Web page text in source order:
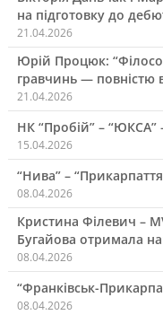
на підготовку до
21.04.2026
Юрій Процюк:
гравчинь — повністю
21.04.2026
НК “Пробій” – “ЮКСА”
15.04.2026
“Нива” –
08.04.2026
Кристина Філевич –
Бугайова отримала
08.04.2026
“Франківськ-
08.04.2026